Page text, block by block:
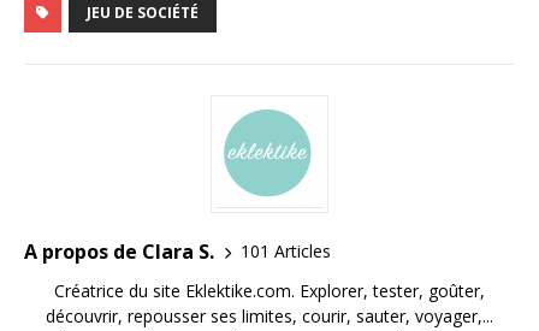
JEU DE SOCIÉTÉ
A propos de Clara S.
101 Articles
Créatrice du site Eklektike.com. Explorer, tester, goûter,
découvrir, repousser ses limites, courir, sauter, voyager,...